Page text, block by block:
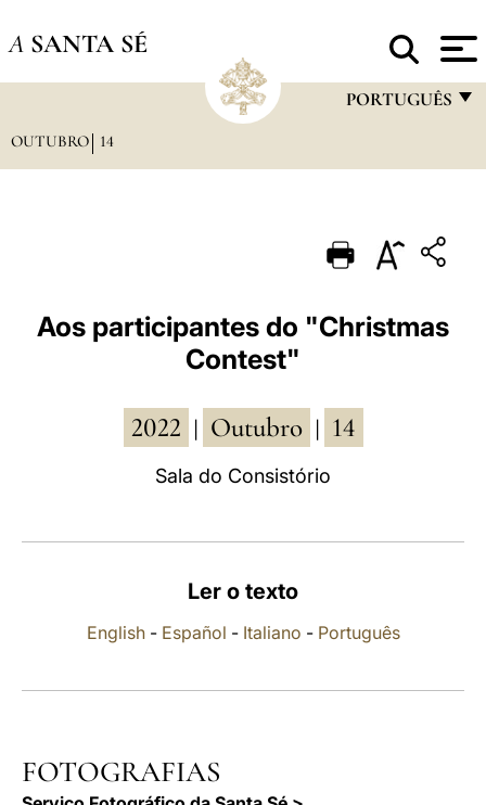
A SANTA SÉ
PORTUGUÊS
PORTUGUÊS
ESPAÑOL
العربيّة
OUTUBRO 14
Aos participantes do "Christmas
Contest"
2022 Outubro 14
Sala do Consistório
Ler o texto
English- Español - Italiano - Português
FOTOGRAFIAS